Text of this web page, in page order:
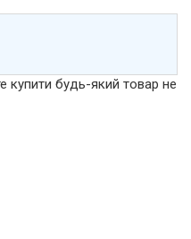
купити будь-який товар не